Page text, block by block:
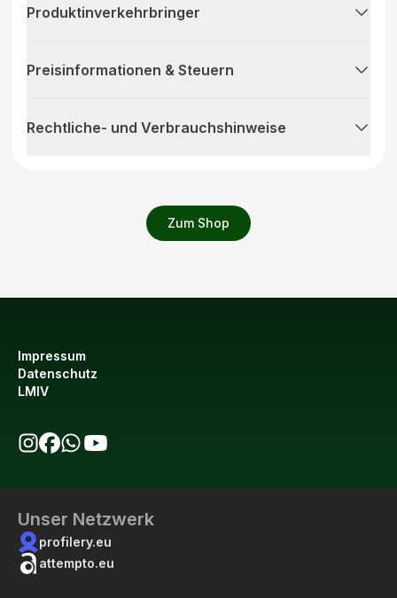
Zum Shop
Produktinverkehrbringer
Preisinformationen & Steuern
Rechtliche- und Verbrauchshinweise
Impressum
Datenschutz
LMIV
Unser Netzwerk
profilery.eu
attempto.eu